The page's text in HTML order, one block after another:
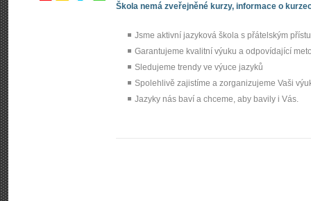
Škola nemá zveřejněné kurzy, informace o
Jsme aktivní jazyková škola s přátelským
Garantujeme kvalitní výuku a odpovídající
Sledujeme trendy ve výuce jazyků
Spolehlivě zajistíme a zorganizujeme Vaši
Jazyky nás baví a chceme, aby bavily i Vás.